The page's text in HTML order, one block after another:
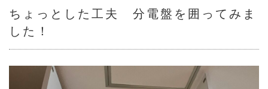
ちょっとした工夫 分電盤を囲ってみま
した！